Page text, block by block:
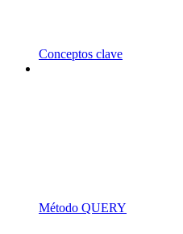
Conceptos clave
Método QUERY